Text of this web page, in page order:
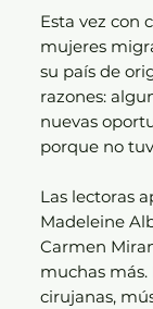
Esta vez con
mujeres
su país de
razones:
nuevas
porque no
Las lectoras
Madeleine
Carmen
muchas más.
cirujanas,